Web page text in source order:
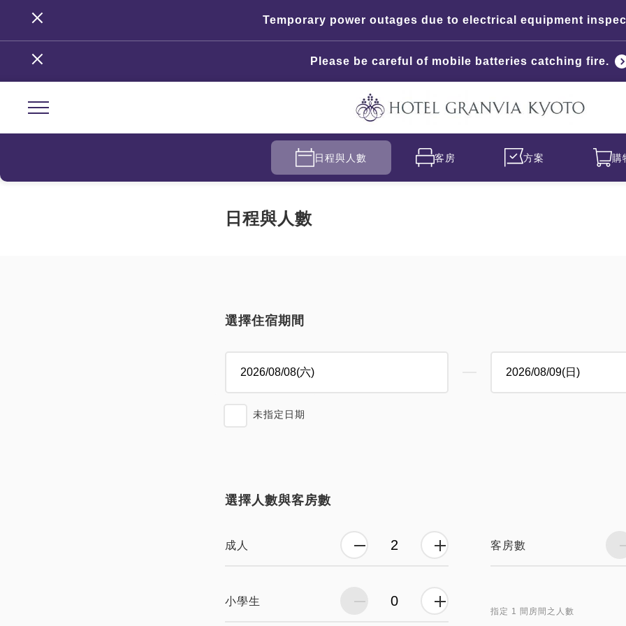
Temporary power outages due to electrical equipment
Please be careful of mobile batteries catching fire.
日程與人數 客房 方案 購
日程與人數
選擇住宿期間
未指定日期
選擇人數與客房數
成人
小學生
客房數
指定 1 間房間之人數